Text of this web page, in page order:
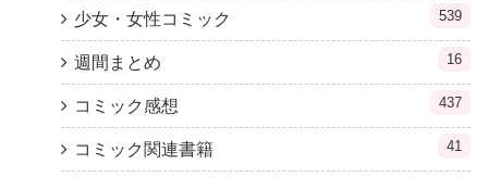
少女・女性コミック 539
週間まとめ 16
コミック感想 437
コミック関連書籍 41